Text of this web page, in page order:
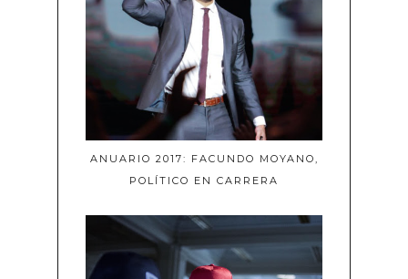
ANUARIO 2017: FACUNDO MOYANO,
POLÍTICO EN CARRERA